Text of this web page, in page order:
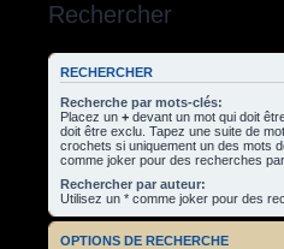
Rechercher
RECHERCHER
Recherche par mots-clés:
Placez un + devant un mot qui doit
doit être exclu. Tapez une suite de
crochets si uniquement un des mots
comme joker pour des recherches
Rechercher par auteur:
Utilisez un * comme joker pour des
OPTIONS DE RECHERCHE